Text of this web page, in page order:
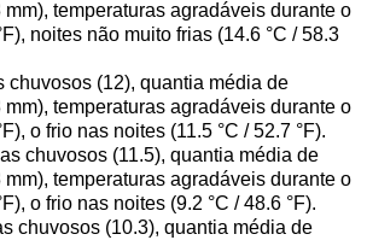
temperaturas agradáveis durante o
noites não muito frias (14.6 °C / 58.3
chuvosos (12), quantia média de
temperaturas agradáveis durante o
o frio nas noites (11.5 °C / 52.7 °F).
chuvosos (11.5), quantia média de
temperaturas agradáveis durante o
o frio nas noites (9.2 °C / 48.6 °F).
chuvosos (10.3), quantia média de